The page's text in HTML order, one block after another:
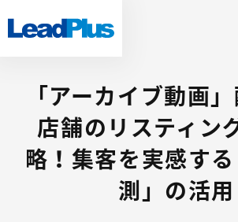
「アーカイブ動画
店舗のリスティン
略！集客を実感す
測」の活用